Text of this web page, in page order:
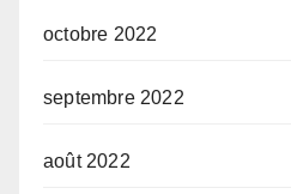
octobre 2022
septembre 2022
août 2022